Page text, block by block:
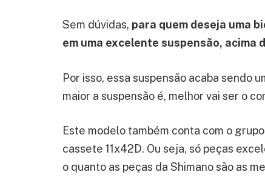
Sem dúvidas, para quem deseja uma
em uma excelente suspensão, acima
Por isso, essa suspensão acaba sendo
maior a suspensão é, melhor vai ser o
Este modelo também conta com o
cassete 11x42D. Ou seja, só peças
o quanto as peças da Shimano são as